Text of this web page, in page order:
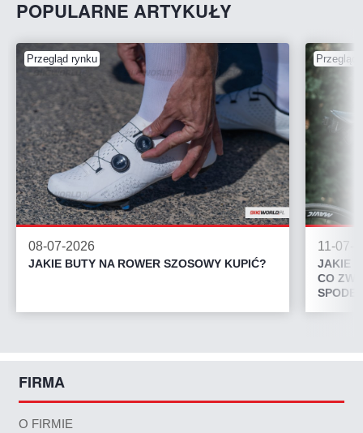
POPULARNE ARTYKUŁY
Przegląd rynku
08-07-2026
JAKIE BUTY NA ROWER SZOSOWY KUPIĆ?
Przegląd
11-07-
JAKIE
CO
FIRMA
O FIRMIE